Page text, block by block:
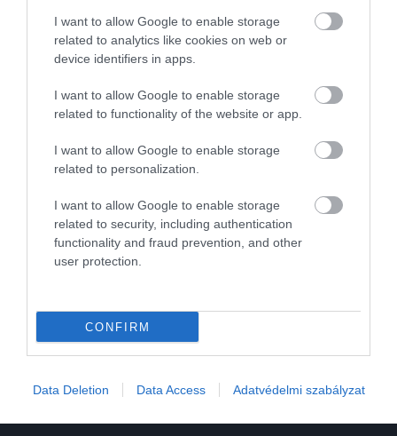
I want to allow Google to enable storage
related to analytics like cookies on web or
device identifiers in apps.
I want to allow Google to enable storage
related to functionality of the website or app.
I want to allow Google to enable storage
related to personalization.
I want to allow Google to enable storage
related to security, including authentication
functionality and fraud prevention, and other
user protection.
CONFIRM
Data Deletion Data Access Adatvédelmi szabályzat
Nem a jég a hibás: ezért lesz keserű a házi
jegeskávé
2026. JÚLIUS 21. ● GASZTRONÓMIA
készítsd el…
Művelődj, szórakozz, kíváncsiskodj, kóstolgass